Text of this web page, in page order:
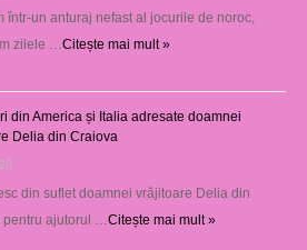
într-un anturaj nefast al jocurile de noroc,
zilele … Citește mai mult »
din America și Italia adresate doamnei
Delia din Craiova
din suflet doamnei vrăjitoare Delia din
ajutorul … Citește mai mult »